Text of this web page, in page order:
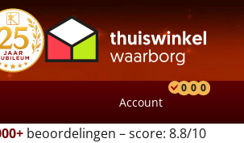
Account
0 0 0
beoordelingen – score: 8.8/10